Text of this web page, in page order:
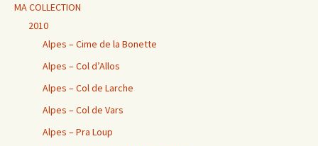
MA COLLECTION
2010
Alpes – Cime de la Bonette
Alpes – Col d’Allos
Alpes – Col de Larche
Alpes – Col de Vars
Alpes – Pra Loup